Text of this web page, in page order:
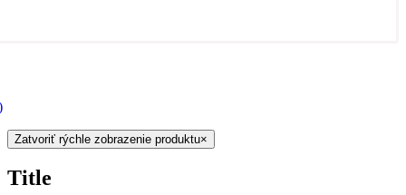
Zatvoriť rýchle zobrazenie produktu×
Title